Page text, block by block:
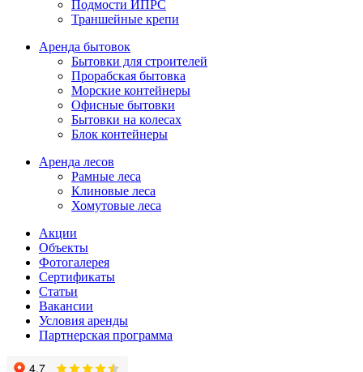
Подмости ИПРС
Траншейные крепи
Аренда бытовок
Бытовки для строителей
Прорабская бытовка
Морские контейнеры
Офисные бытовки
Бытовки на колесах
Блок контейнеры
Аренда лесов
Рамные леса
Клиновые леса
Хомутовые леса
Акции
Объекты
Фотогалерея
Сертификаты
Статьи
Вакансии
Условия аренды
Партнерская программа